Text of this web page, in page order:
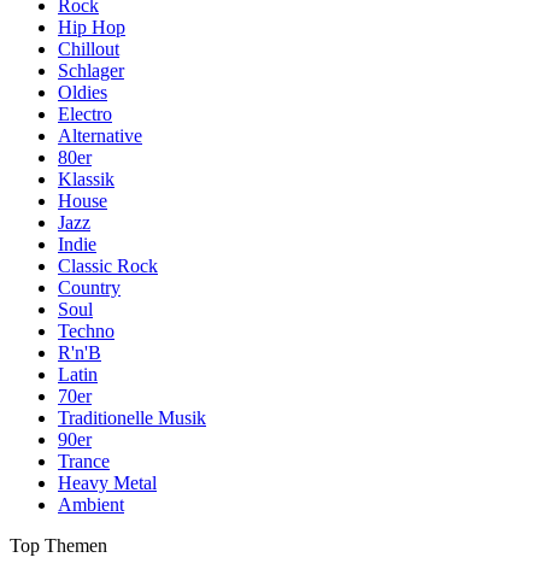
Rock
Hip Hop
Chillout
Schlager
Oldies
Electro
Alternative
80er
Klassik
House
Jazz
Indie
Classic Rock
Country
Soul
Techno
R'n'B
Latin
70er
Traditionelle Musik
90er
Trance
Heavy Metal
Ambient
Top Themen